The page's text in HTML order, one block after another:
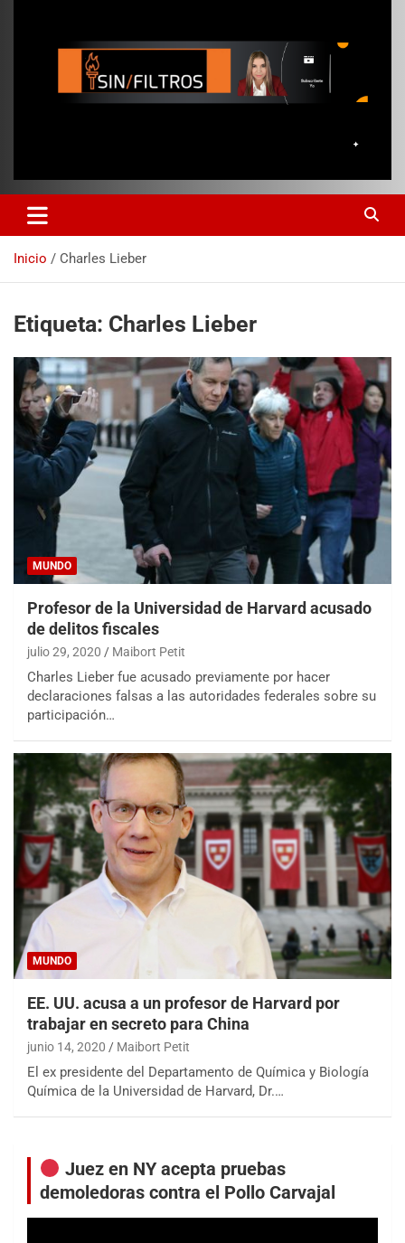
Inicio Charles Lieber
Etiqueta: Charles Lieber
MUNDO
Profesor de la Universidad de Harvard acusado
de delitos fiscales
julio 29, 2020 Maibort Petit
Charles Lieber fue acusado previamente por hacer
declaraciones falsas a las autoridades federales sobre su
participación…
MUNDO
EE. UU. acusa a un profesor de Harvard por
trabajar en secreto para China
junio 14, 2020 Maibort Petit
El ex presidente del Departamento de Química y Biología
Química de la Universidad de Harvard, Dr.…
Juez en NY acepta pruebas
demoledoras contra el Pollo Carvajal